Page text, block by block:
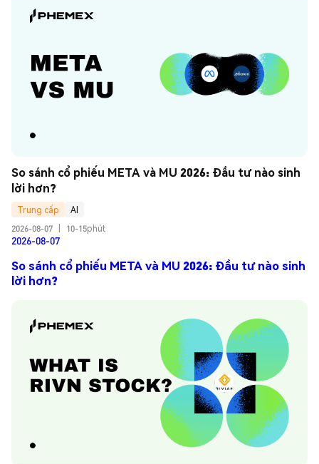
So sánh cổ phiếu META và MU 2026: Đầu tư nào sinh
lời hơn?
Trung cấp
AI
2026-08-07
10-15phút
2026-08-07
So sánh cổ phiếu META và MU 2026: Đầu tư nào sinh
lời hơn?